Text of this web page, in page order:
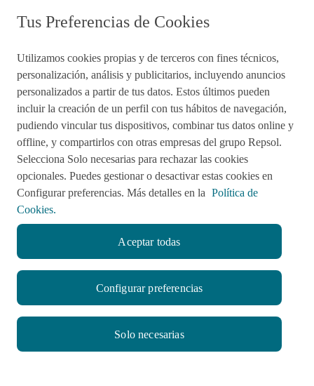
Preguntas frecuentes
Acciones de remediación
Impulsared Proyectos Sociales
Sala de Prensa Aviso de Privacidad
Política de cookies
© CompromisoRepsol.pe 2022
Tus Preferencias de Cookies
Utilizamos cookies propias y de terceros con fines técnicos,
personalización, análisis y publicitarios, incluyendo anuncios
personalizados a partir de tus datos. Estos últimos pueden
incluir la creación de un perfil con tus hábitos de navegación,
pudiendo vincular tus dispositivos, combinar tus datos online y
offline, y compartirlos con otras empresas del grupo Repsol.
Selecciona Solo necesarias para rechazar las cookies
opcionales. Puedes gestionar o desactivar estas cookies en
Configurar preferencias. Más detalles en la Política de
Cookies.
Configurar preferencias
Solo necesarias
Aceptar todas